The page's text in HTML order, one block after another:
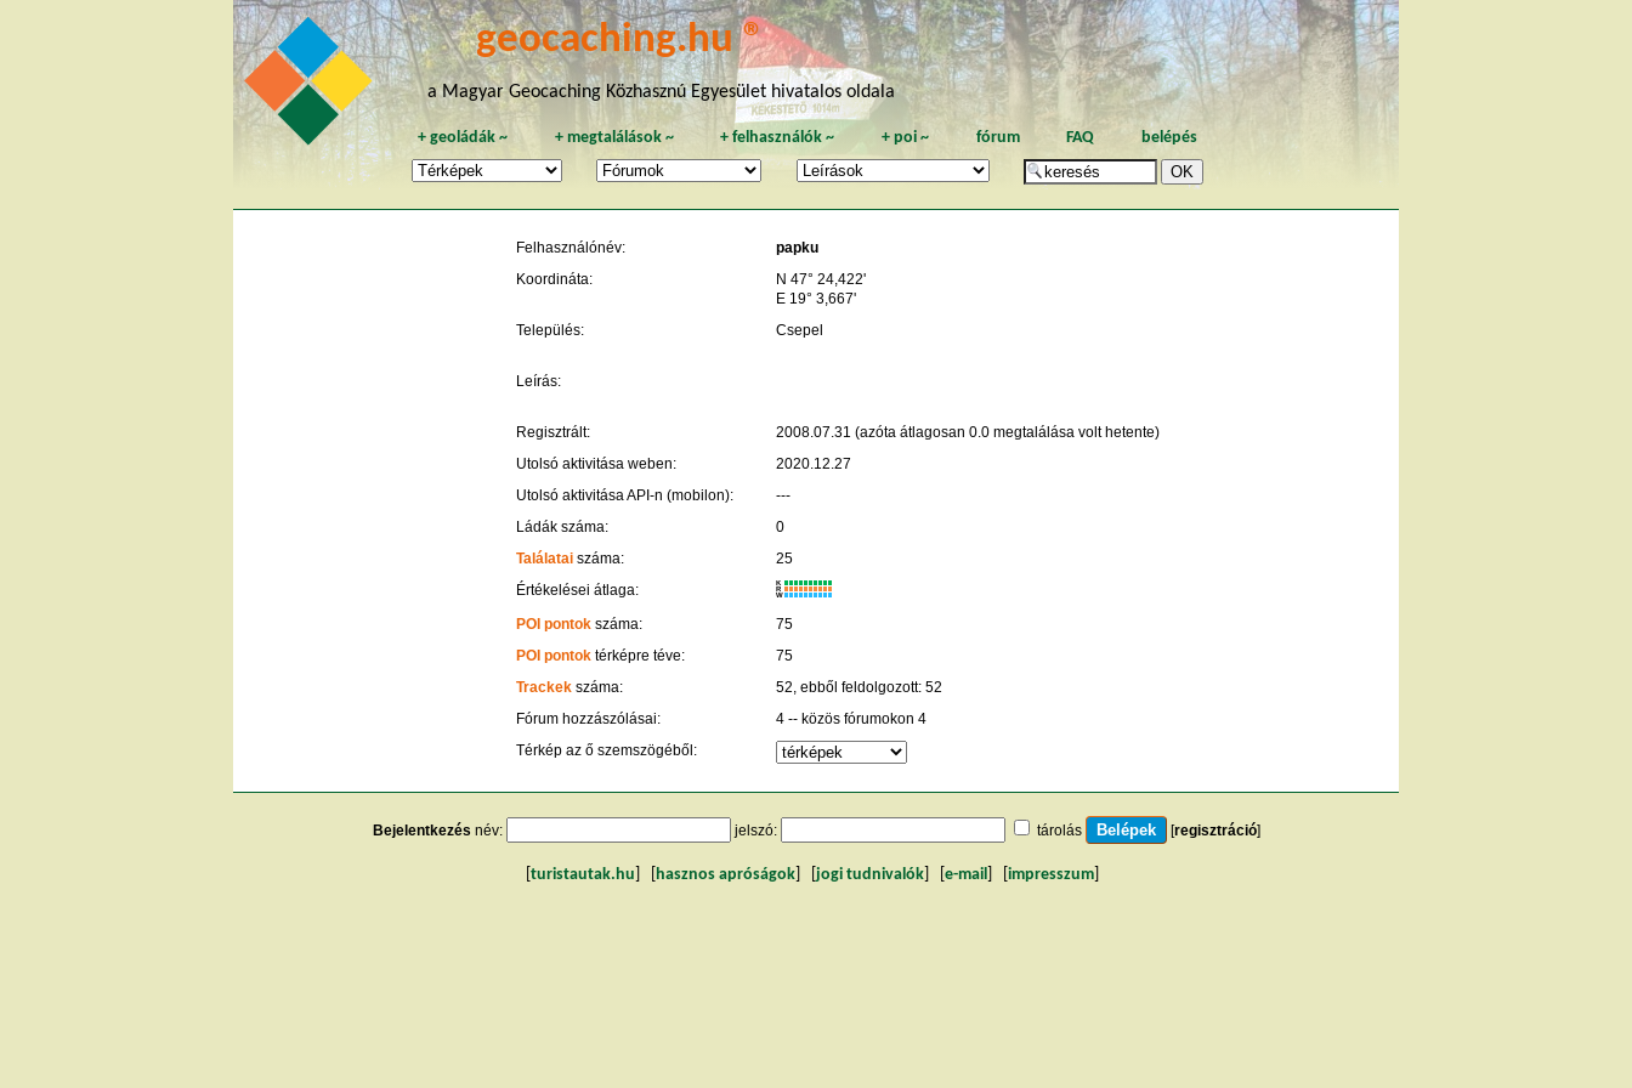
geocaching.hu ®
a Magyar Geocaching Közhasznú Egyesület hivatalos oldala
+geoládák ~ + megtalálások~ +felhasználók ~ + poi~ fórum FAQ belépés
Felhasználónév:
papku
Koordináta:
N 47° 24,422'
E 19° 3,667'
Település:
Csepel
Leírás:
Regisztrált:
2008.07.31 (azóta átlagosan 0.0 megtalálása volt hetente)
Utolsó aktivitása weben:
2020.12.27
Utolsó aktivitása API-n (mobilon):
---
Ládák száma:
0
Találatai száma:
25
Értékelései átlaga:
K
R
W
POI pontok száma:
75
POI pontok térképre téve:
75
Trackek száma:
52, ebből feldolgozott: 52
Fórum hozzászólásai:
4 -- közös fórumokon 4
Térkép az ő szemszögéből:
Bejelentkezés név: jelszó: tárolás [regisztráció]
turistautak.hu hasznos apróságok jogi tudnivalók e-mail impresszum